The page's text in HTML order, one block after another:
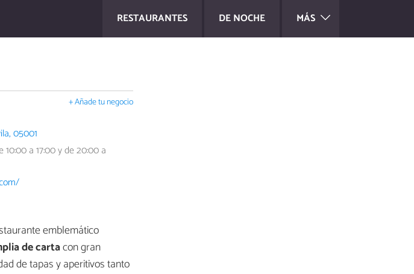
RESTAURANTES DE NOCHE MÁS
+ Añade tu negocio
05001
a 17:00 y de 20:00 a
emblemático
de cartacon gran
de tapas y aperitivos tanto